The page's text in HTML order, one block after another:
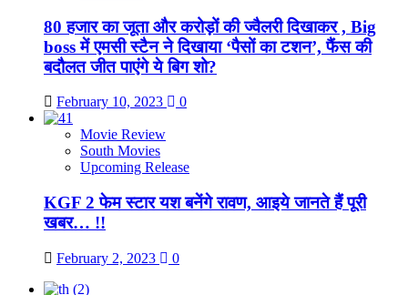
80 हजार का जूता और करोड़ों की ज्वैलरी दिखाकर , Big
boss में एमसी स्टैन ने दिखाया ‘पैसों का टशन’, फैंस की
बदौलत जीत पाएंगे ये बिग शो?
February 10, 2023 0
Movie Review
South Movies
Upcoming Release
KGF 2 फेम स्टार यश बनेंगे रावण, आइये जानते हैं पूरी
खबर… !!
February 2, 2023 0